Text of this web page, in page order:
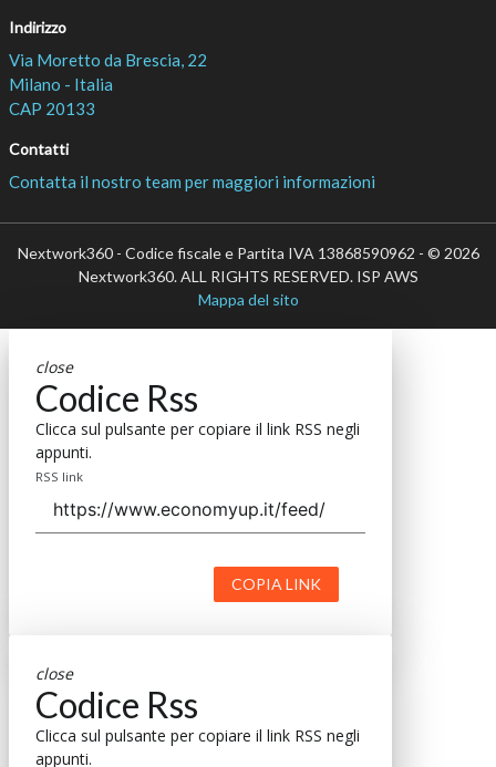
Indirizzo
Via Moretto da Brescia, 22
Milano - Italia
CAP 20133
Contatti
Contatta il nostro team per maggiori informazioni
Nextwork360 - Codice fiscale e Partita IVA 13868590962 - © 2026
Nextwork360. ALL RIGHTS RESERVED. ISP AWS
Mappa del sito
close
Codice Rss
Clicca sul pulsante per copiare il link RSS negli
appunti.
RSS link
COPIA LINK
close
Codice Rss
Clicca sul pulsante per copiare il link RSS negli
appunti.